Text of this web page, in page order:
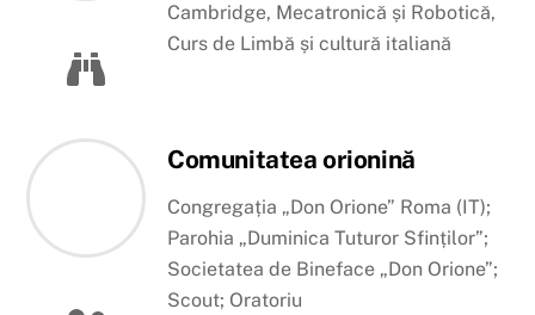
Cambridge, Mecatronică și Robotică,
Curs de Limbă și cultură italiană
Comunitatea orionină
Congregația „Don Orione” Roma (IT);
Parohia „Duminica Tuturor Sfinților”;
Societatea de Bineface „Don Orione”;
Scout; Oratoriu